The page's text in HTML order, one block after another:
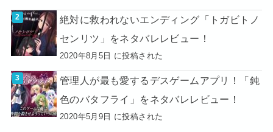
絶対に救われないエンディング「トガビトノ
センリツ」をネタバレレビュー！
2020年8月5日 に投稿された
管理人が最も愛するデスゲームアプリ！「鈍
色のバタフライ」をネタバレレビュー！
2020年5月9日 に投稿された